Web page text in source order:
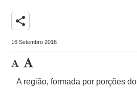
share
16 Setembro 2016
A região, formada por porções do